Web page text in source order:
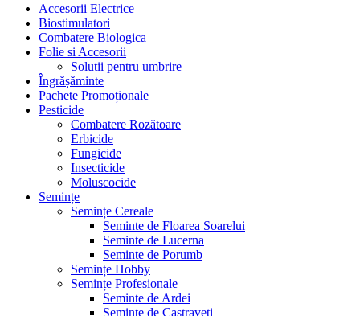
Accesorii Electrice
Biostimulatori
Combatere Biologica
Folie si Accesorii
Solutii pentru umbrire
Îngrășăminte
Pachete Promoționale
Pesticide
Combatere Rozătoare
Erbicide
Fungicide
Insecticide
Moluscocide
Semințe
Semințe Cereale
Seminte de Floarea Soarelui
Seminte de Lucerna
Seminte de Porumb
Semințe Hobby
Semințe Profesionale
Seminte de Ardei
Seminte de Castraveti